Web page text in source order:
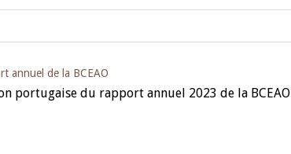
annuel de la BCEAO
portugaise du rapport annuel 2023 de la BCEAO